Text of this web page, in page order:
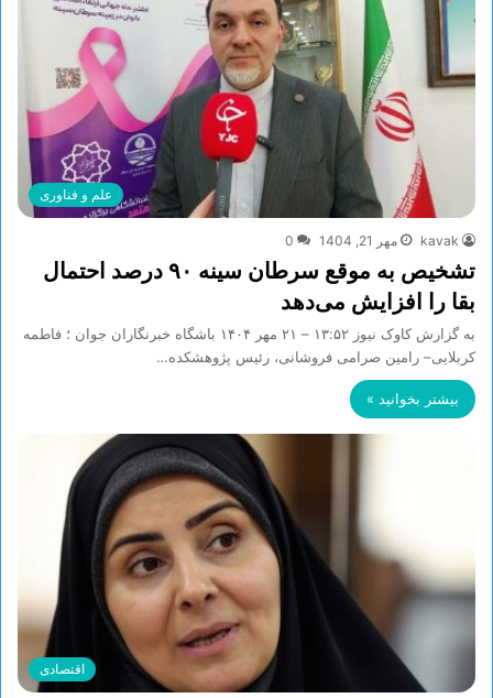
علم و فناوری
kavak مهر 21, 1404 0
تشخیص به موقع سرطان سینه ۹۰ درصد احتمال
بقا را افزایش می‌دهد
به گزارش کاوک نیوز ۱۳:۵۲ – ۲۱ مهر ۱۴۰۴ باشگاه خبرنگاران جوان ؛ فاطمه
کربلایی– رامین صرامی فروشانی، رئیس پژوهشکده…
بیشتر بخوانید »
اقتصادی